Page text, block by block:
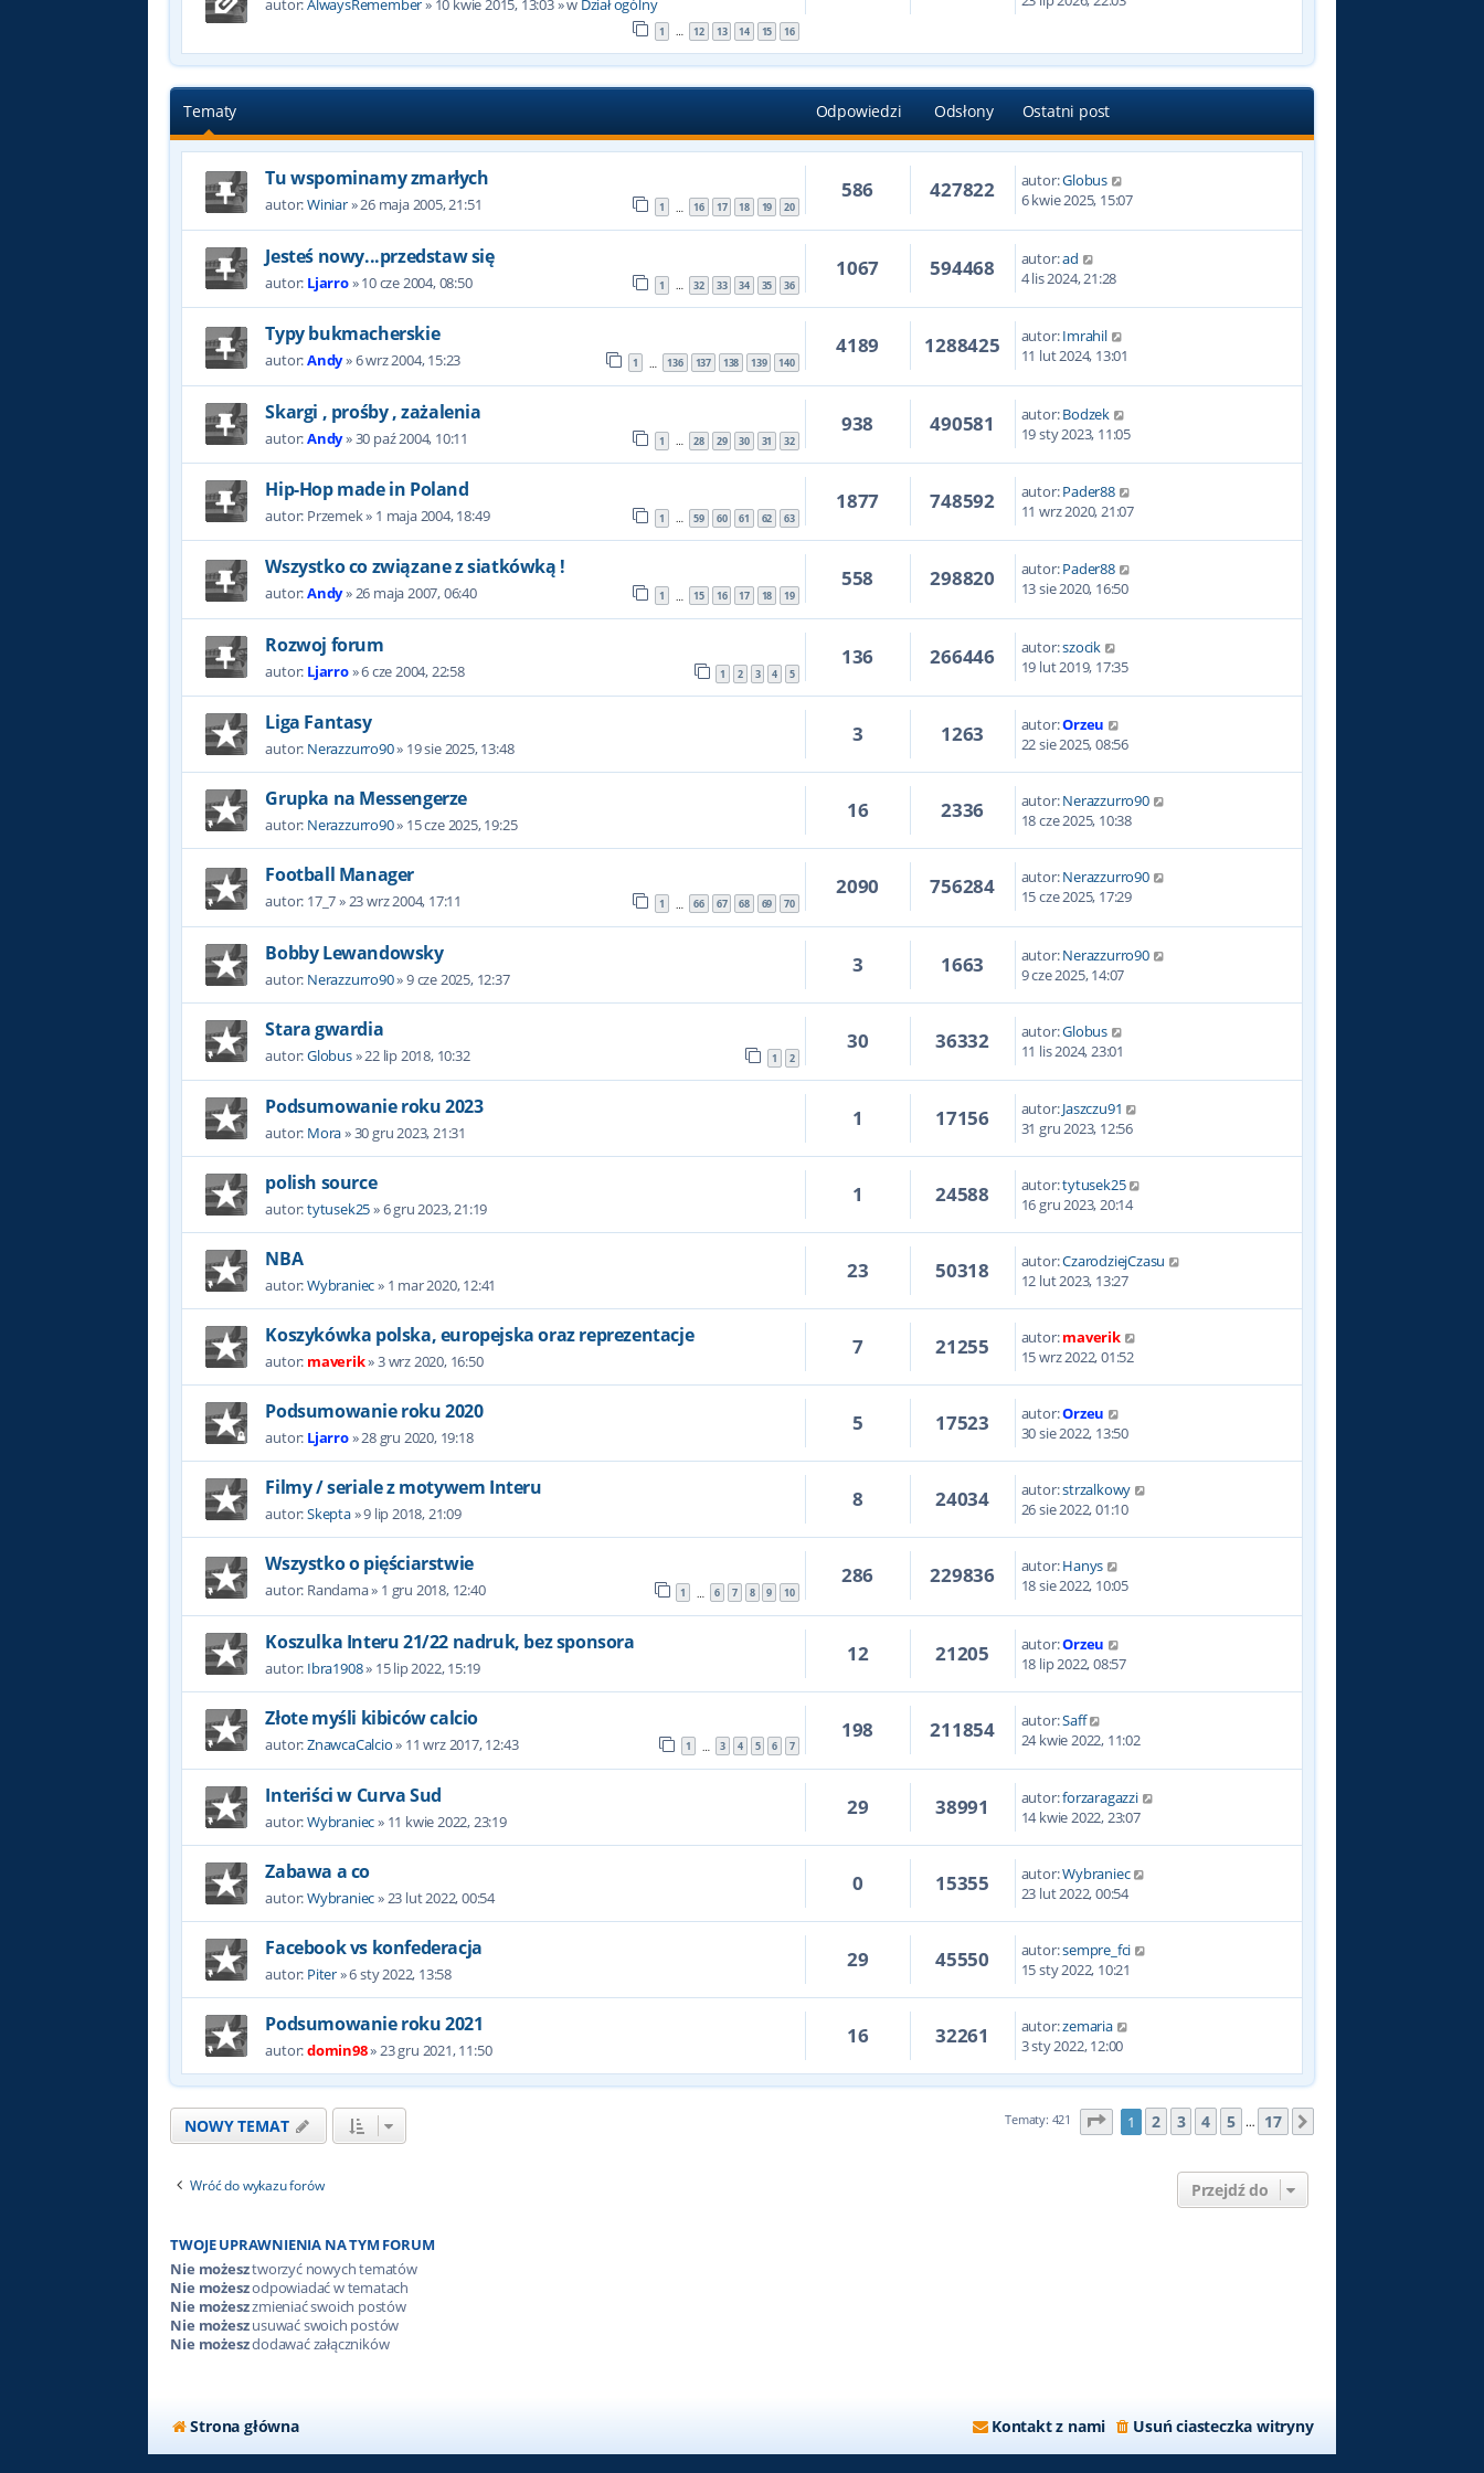
autor:AlwaysRemember» 10 kwie 2015, 13:03» w Dział ogólny
1 … 12 13 14 15 16
Tematy Odpowiedzi Odsłony Ostatni post
Tu wspominamy zmarłych
autor:Winiar»26 maja 2005, 21:51 1 … 16 17 18 19 20
586 427822 autor:Globus
6 kwie 2025, 15:07
Jesteś nowy...przedstaw się
autor: Ljarro»10 cze 2004, 08:50 1 … 32 33 34 35 36
1067 594468 autor:ad
4 lis 2024, 21:28
Typy bukmacherskie
autor:Andy»6 wrz 2004, 15:23 1 … 136 137 138 139 140
4189 1288425 autor:Imrahil
11 lut 2024, 13:01
Skargi , prośby , zażalenia
autor:Andy»30 paź 2004, 10:11 1 … 28 29 30 31 32
938 490581 autor:Bodzek
19 sty 2023, 11:05
Hip-Hop made in Poland
autor: Przemek» 1 maja 2004, 18:49 1 … 59 60 61 62 63
1877 748592 autor:Pader88
11 wrz 2020, 21:07
Wszystko co związane z siatkówką !
autor:Andy»26 maja 2007, 06:40 1 … 15 16 17 18 19
558 298820 autor:Pader88
13 sie 2020, 16:50
Rozwoj forum
autor: Ljarro»6 cze 2004, 22:58 1 2 3 4 5
136 266446 autor:szocik
19 lut 2019, 17:35
Liga Fantasy
autor: Nerazzurro90» 19 sie 2025, 13:48
3 1263 autor:Orzeu
22 sie 2025, 08:56
Grupka na Messengerze
autor: Nerazzurro90» 15 cze 2025, 19:25
16 2336 autor:Nerazzurro90
18 cze 2025, 10:38
Football Manager
autor: 17_7»23 wrz 2004, 17:11 1 … 66 67 68 69 70
2090 756284 autor:Nerazzurro90
15 cze 2025, 17:29
Bobby Lewandowsky
autor: Nerazzurro90»9 cze 2025, 12:37
3 1663 autor:Nerazzurro90
9 cze 2025, 14:07
Stara gwardia
autor:Globus»22 lip 2018, 10:32 1 2
30 36332 autor:Globus
11 lis 2024, 23:01
Podsumowanie roku 2023
autor: Mora»30 gru 2023, 21:31
1 17156 autor:Jaszczu91
31 gru 2023, 12:56
polish source
autor:tytusek25»6 gru 2023, 21:19
1 24588 autor:tytusek25
16 gru 2023, 20:14
NBA
autor:Wybraniec» 1 mar 2020, 12:41
23 50318 autor:CzarodziejCzasu
12 lut 2023, 13:27
Koszykówka polska, europejska oraz reprezentacje
autor: maverik»3 wrz 2020, 16:50
7 21255 autor:maverik
15 wrz 2022, 01:52
Podsumowanie roku 2020
autor: Ljarro»28 gru 2020, 19:18
5 17523 autor:Orzeu
30 sie 2022, 13:50
Filmy / seriale z motywem Interu
autor:Skepta»9 lip 2018, 21:09
8 24034 autor:strzalkowy
26 sie 2022, 01:10
Wszystko o pięściarstwie
autor: Randama» 1 gru 2018, 12:40 1 6 7 8 9 10
286 229836 autor:Hanys
18 sie 2022, 10:05
Koszulka Interu 21/22 nadruk, bez sponsora
autor: Ibra1908» 15 lip 2022, 15:19
12 21205 autor:Orzeu
18 lip 2022, 08:57
Złote myśli kibiców calcio
autor:ZnawcaCalcio» 11 wrz 2017, 12:43 1 … 3 4 5 6 7
198 211854 autor:Saff
24 kwie 2022, 11:02
Interiści w Curva Sud
autor:Wybraniec» 11 kwie 2022, 23:19
29 38991 autor:forzaragazzi
14 kwie 2022, 23:07
Zabawa a co
autor:Wybraniec»23 lut 2022, 00:54
0 15355 autor:Wybraniec
23 lut 2022, 00:54
Facebook vs konfederacja
autor: Piter»6 sty 2022, 13:58
29 45550 autor:sempre_fci
15 sty 2022, 10:21
Podsumowanie roku 2021
autor:domin98»23 gru 2021, 11:50
16 32261 autor:zemaria
3 sty 2022, 12:00
NOWY TEMAT Tematy: 421 Strona z17
1 2 3 4 5 … 17
Wróć do wykazu forów Przejdź do
TWOJE UPRAWNIENIA NA TYM FORUM
Nie możesztworzyć nowych tematów
Nie możeszodpowiadać w tematach
Nie możeszzmieniać swoich postów
Nie możeszusuwać swoich postów
Nie możeszdodawać załączników
Strona główna Usuń ciasteczka witryny
Kontakt z nami